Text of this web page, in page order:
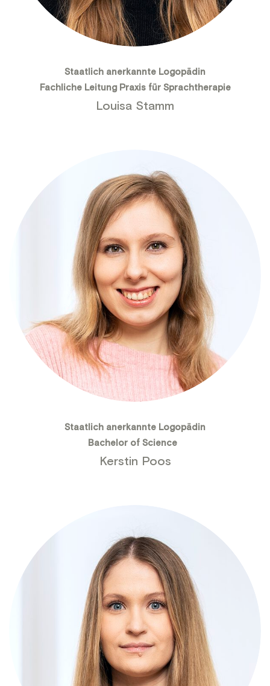
Staatlich anerkannte Logopädin
Fachliche Leitung Praxis für Sprachtherapie
Louisa Stamm
Staatlich anerkannte Logopädin
Bachelor of Science
Kerstin Poos